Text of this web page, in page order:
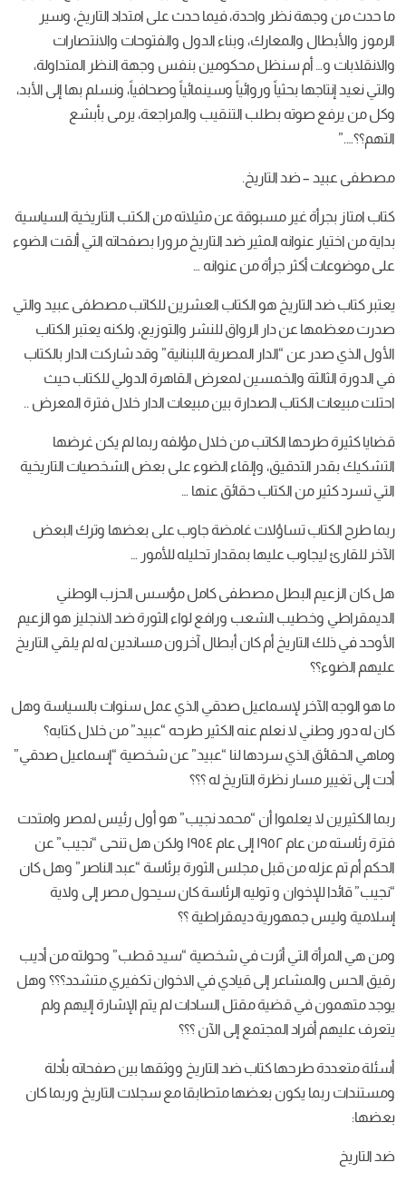
ما حدث من وجهة نظر واحدة، فيما حدث على امتداد التاريخ، وسير
الرموز والأبطال والمعارك، وبناء الدول والفتوحات والانتصارات
والانقلابات و… أم سنظل محكومين بنفس وجهة النظر المتداولة،
والتي نعيد إنتاجها بحثياً وروائياً وسينمائياً وصحافياً، ونسلم بها إلى الأبد،
وكل من يرفع صوته بطلب التنقيب والمراجعة، يرمى بأبشع
التهم؟؟….”
مصطفى عبيد – ضد التاريخ.
كتاب امتاز بجرأة غير مسبوقة عن مثيلاته من الكتب التاريخية السياسية
بداية من اختيار عنوانه المثير ضد التاريخ مرورا بصفحاته التي ألقت الضوء
على موضوعات أكثر جرأة من عنوانه …
يعتبر كتاب ضد التاريخ هو الكتاب العشرين للكاتب مصطفى عبيد والتي
صدرت معظمها عن دار الرواق للنشر والتوزيع، ولكنه يعتبر الكتاب
الأول الذي صدر عن “الدار المصرية اللبنانية” وقد شاركت الدار بالكتاب
في الدورة الثالثة والخمسين لمعرض القاهرة الدولي للكتاب حيث
احتلت مبيعات الكتاب الصدارة بين مبيعات الدار خلال فترة المعرض ..
قضايا كثيرة طرحها الكاتب من خلال مؤلفه ربما لم يكن غرضها
التشكيك بقدر التدقيق، وإلقاء الضوء على بعض الشخصيات التاريخية
التي تسرد كثير من الكتاب حقائق عنها …
ربما طرح الكتاب تساؤلات غامضة جاوب على بعضها وترك البعض
الآخر للقارئ ليجاوب عليها بمقدار تحليله للأمور …
هل كان الزعيم البطل مصطفى كامل مؤسس الحزب الوطني
الديمقراطي وخطيب الشعب ورافع لواء الثورة ضد الانجليز هو الزعيم
الأوحد في ذلك التاريخ أم كان أبطال آخرون مساندين له لم يلقي التاريخ
عليهم الضوء؟؟
ما هو الوجه الآخر لإسماعيل صدقي الذي عمل سنوات بالسياسة وهل
كان له دور وطني لا نعلم عنه الكثير طرحه “عبيد” من خلال كتابه؟
وماهي الحقائق الذي سردها لنا “عبيد” عن شخصية “إسماعيل صدقي”
أدت إلى تغيير مسار نظرة التاريخ له ؟؟؟
ربما الكثيرين لا يعلموا أن “محمد نجيب” هو أول رئيس لمصر وامتدت
فترة رئاسته من عام ١٩٥٢ إلى عام ١٩٥٤ ولكن هل تنحى “نجيب” عن
الحكم أم تم عزله من قبل مجلس الثورة برئاسة “عبد الناصر” وهل كان
“نجيب” قائدا للإخوان و توليه الرئاسة كان سيحول مصر إلى ولاية
إسلامية وليس جمهورية ديمقراطية ؟؟
ومن هي المرأة التي أثرت في شخصية “سيد قطب” وحولته من أديب
رقيق الحس والمشاعر إلى قيادي في الاخوان تكفيري متشدد؟؟؟ وهل
يوجد متهمون في قضية مقتل السادات لم يتم الإشارة إليهم ولم
يتعرف عليهم أفراد المجتمع إلى الآن ؟؟؟
أسئلة متعددة طرحها كتاب ضد التاريخ ووثقها بين صفحاته بأدلة
ومستندات ربما يكون بعضها متطابقا مع سجلات التاريخ وربما كان
بعضها:
ضد التاريخ